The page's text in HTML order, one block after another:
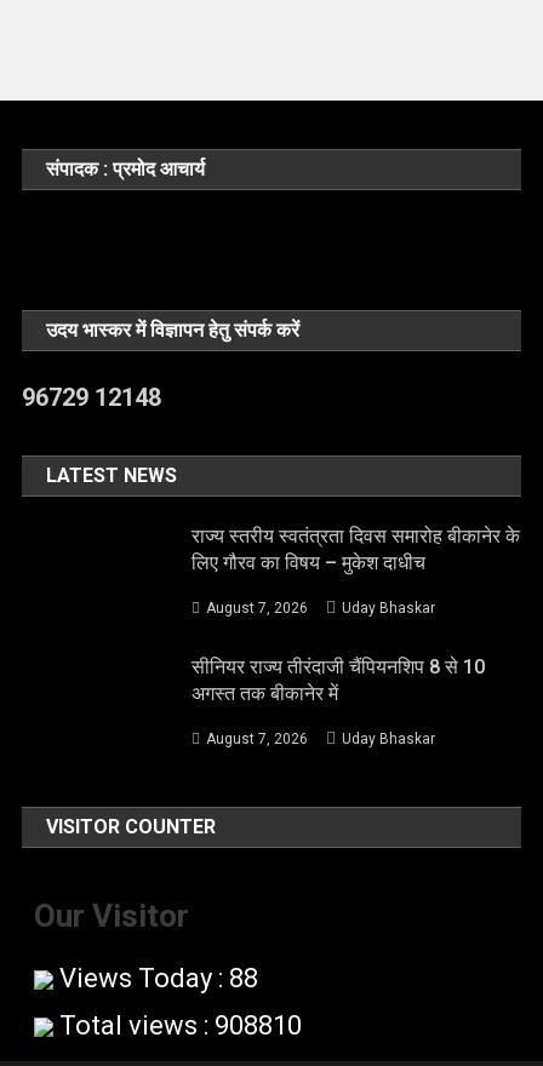
संपादक : प्रमोद आचार्य
उदय भास्कर में विज्ञापन हेतु संपर्क करें
96729 12148
LATEST NEWS
राज्य स्तरीय स्वतंत्रता दिवस समारोह बीकानेर के
लिए गौरव का विषय – मुकेश दाधीच
August 7, 2026 Uday Bhaskar
सीनियर राज्य तीरंदाजी चैंपियनशिप 8 से 10
अगस्त तक बीकानेर में
August 7, 2026 Uday Bhaskar
VISITOR COUNTER
Our Visitor
Views Today : 88
Total views : 908810